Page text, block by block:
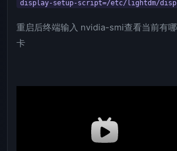
display-setup-script=/etc/lightdm/
重启后终端输入 nvidia-smi查看当前有
卡